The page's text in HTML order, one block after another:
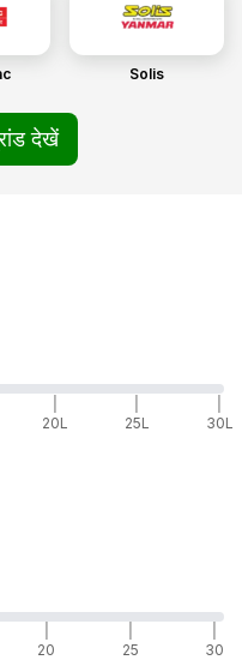
Solis
देखें
20L
25L
30L
20
25
30